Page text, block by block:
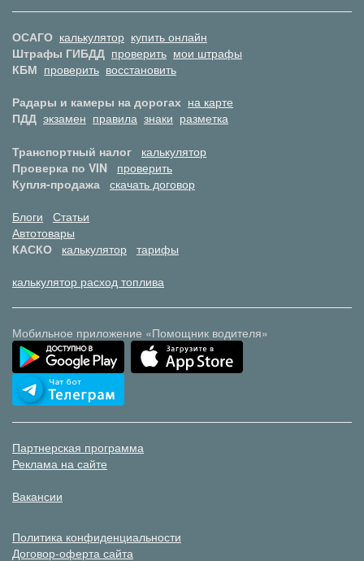
ОСАГО калькулятор купить онлайн
Штрафы ГИБДД проверить мои штрафы
КБМ проверить восстановить
Радары и камеры на дорогах на карте
ПДД экзамен правила знаки разметка
Транспортный налог
калькулятор
Проверка по VIN
проверить
Купля-продажа скачать договор
Блоги
Статьи
Автотовары
КАСКО
калькулятор тарифы
калькулятор расход топлива
Мобильное приложение «Помощник водителя»
Партнерская программа
Реклама на сайте
Вакансии
Политика конфиденциальности
Договор-оферта сайта